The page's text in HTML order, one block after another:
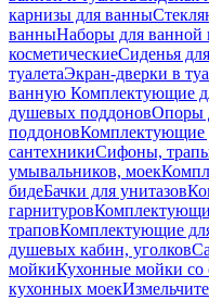
карнизы для ванны
ванныНаборы для ванной
косметическиеСиденья
туалетаЭкран-дверки в
ванную Комплектующие
душевых поддоновОпоры
поддоновКомплектующие
сантехникиСифоны,
умывальников, моек
бидеБачки для унитазов
гарнитуров
траповКомплектующие
душевых кабин, уголков
мойкиКухонные мойки со
кухонных моек